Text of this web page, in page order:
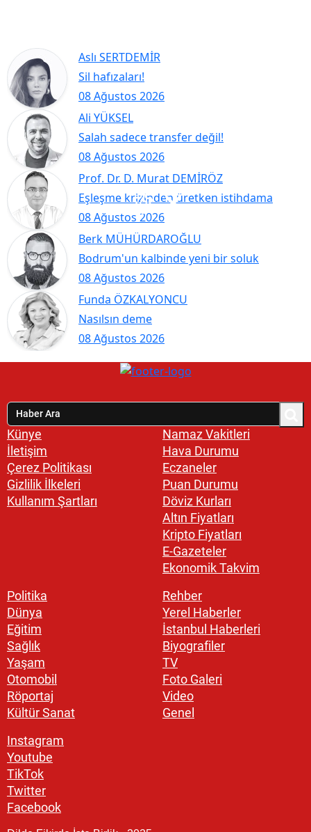
Aslı SERTDEMİR
08 Ağustos 2026
Sil hafızaları!
Ali YÜKSEL
08 Ağustos 2026
Salah sadece transfer değil!
Prof. Dr. D. Murat DEMİRÖZ
08 Ağustos 2026
Eşleşme krizinden üretken istihdama
Berk MÜHÜRDAROĞLU
08 Ağustos 2026
Bodrum'un kalbinde yeni bir soluk
Funda ÖZKALYONCU
08 Ağustos 2026
Nasılsın deme
Künye
İletişim
Çerez Politikası
Gizlilik İlkeleri
Kullanım Şartları
Namaz Vakitleri
Hava Durumu
Eczaneler
Puan Durumu
Döviz Kurları
Altın Fiyatları
Kripto Fiyatları
E-Gazeteler
Ekonomik Takvim
Politika
Dünya
Eğitim
Sağlık
Yaşam
Otomobil
Röportaj
Kültür Sanat
Rehber
Yerel Haberler
İstanbul Haberleri
Biyografiler
TV
Foto Galeri
Video
Genel
Instagram
Youtube
TikTok
Twitter
Facebook